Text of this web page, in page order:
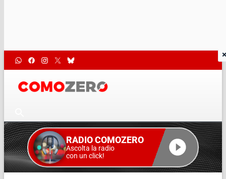
RADIO COMOZERO
Ascolta la radio
con un click!